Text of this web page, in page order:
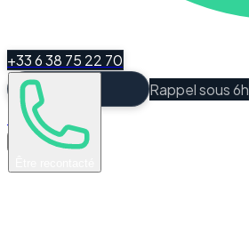
+33 6 38 75 22 70
Rappel sous 6h
Espace Client